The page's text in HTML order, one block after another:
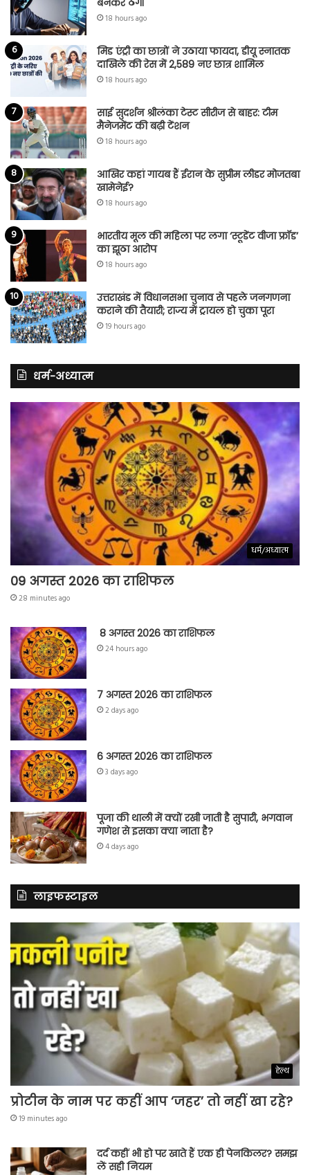
18 hours ago
मिड एंट्री का छात्रों ने उठाया फायदा, डीयू स्नातक
दाखिले की रेस में 2,589 नए छात्र शामिल
18 hours ago
साई सुदर्शन श्रीलंका टेस्ट सीरीज से बाहर: टीम
मैनेजमेंट की बढ़ी टेंशन
18 hours ago
आखिर कहां गायब हैं ईरान के सुप्रीम लीडर मोजतबा
खामेनेई?
18 hours ago
भारतीय मूल की महिला पर लगा ‘स्टूडेंट वीजा फ्रॉड’
का झूठा आरोप
18 hours ago
उत्तराखंड में विधानसभा चुनाव से पहले जनगणना
कराने की तैयारी; राज्य में ट्रायल हो चुका पूरा
19 hours ago
धर्म-अध्यात्म
धर्म/अध्यात्म
09 अगस्त 2026 का राशिफल
28 minutes ago
8 अगस्त 2026 का राशिफल
24 hours ago
7 अगस्त 2026 का राशिफल
2 days ago
6 अगस्त 2026 का राशिफल
3 days ago
पूजा की थाली में क्यों रखी जाती है सुपारी, भगवान
गणेश से इसका क्या नाता है?
4 days ago
लाइफस्टाइल
हेल्थ
प्रोटीन के नाम पर कहीं आप ‘जहर’ तो नहीं खा रहे?
19 minutes ago
दर्द कहीं भी हो पर खाते हैं एक ही पेनकिलर? समझ
लें सही नियम